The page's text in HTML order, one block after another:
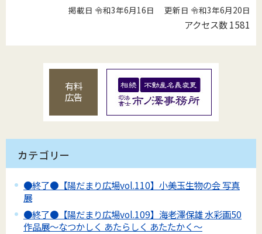
掲載日 令和3年6月16日 更新日 令和3年6月20日
アクセス数1581
有料
広告
カテゴリー
●終了●【陽だまり広場vol.110】小美玉生物の会 写真
展
●終了●【陽だまり広場vol.109】海老澤保雄 水彩画50
作品展～なつかしく あたらしく あたたかく～